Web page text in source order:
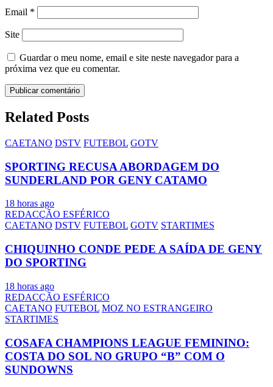
Email *
Site
Guardar o meu nome, email e site neste navegador para a
próxima vez que eu comentar.
Related Posts
CAETANO DSTV FUTEBOL GOTV
SPORTING RECUSA ABORDAGEM DO
SUNDERLAND POR GENY CATAMO
18 horas ago
REDACÇÃO ESFÉRICO
CAETANO DSTV FUTEBOL GOTV STARTIMES
CHIQUINHO CONDE PEDE A SAÍDA DE GENY
DO SPORTING
18 horas ago
REDACÇÃO ESFÉRICO
CAETANO FUTEBOL MOZ NO ESTRANGEIRO
STARTIMES
COSAFA CHAMPIONS LEAGUE FEMININO:
COSTA DO SOL NO GRUPO “B” COM O
SUNDOWNS